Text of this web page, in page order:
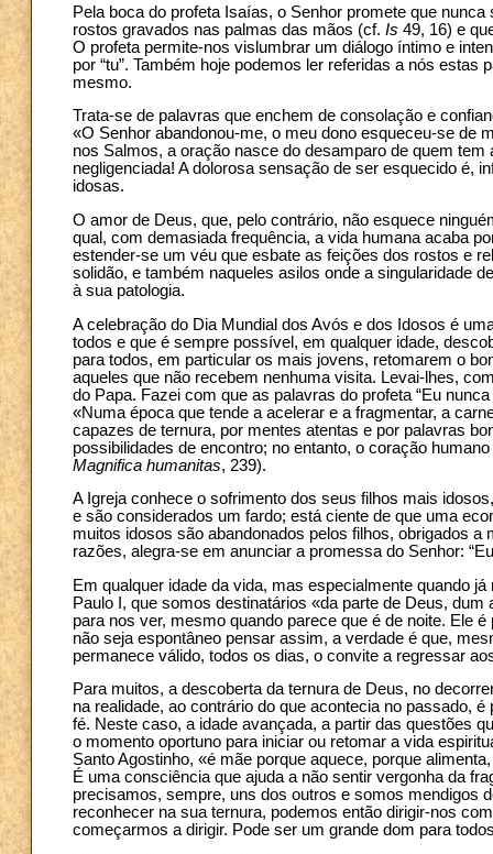
Pela boca do profeta Isaías, o Senhor promete que
rostos gravados nas palmas das mãos (cf. Is 49, 16) e
O profeta permite-nos vislumbrar um diálogo íntimo e
por “tu”. Também hoje podemos ler referidas a nós estas
mesmo.
Trata-se de palavras que enchem de consolação e
«O Senhor abandonou-me, o meu dono esqueceu-se de
nos Salmos, a oração nasce do desamparo de quem
negligenciada! A dolorosa sensação de ser esquecido é,
idosas.
O amor de Deus, que, pelo contrário, não esquece
qual, com demasiada frequência, a vida humana acaba
estender-se um véu que esbate as feições dos rostos e
solidão, e também naqueles asilos onde a singularidade
à sua patologia.
A celebração do Dia Mundial dos Avós e dos Idosos é
todos e que é sempre possível, em qualquer idade,
para todos, em particular os mais jovens, retomarem o
aqueles que não recebem nenhuma visita. Levai-lhes,
do Papa. Fazei com que as palavras do profeta “Eu
«Numa época que tende a acelerar e a fragmentar, a
capazes de ternura, por mentes atentas e por palavras
possibilidades de encontro; no entanto, o coração
Magnifica humanitas, 239).
A Igreja conhece o sofrimento dos seus filhos mais
e são considerados um fardo; está ciente de que uma
muitos idosos são abandonados pelos filhos, obrigados
razões, alegra-se em anunciar a promessa do Senhor:
Em qualquer idade da vida, mas especialmente quando
Paulo I, que somos destinatários «da parte de Deus,
para nos ver, mesmo quando parece que é de noite. Ele
não seja espontâneo pensar assim, a verdade é que,
permanece válido, todos os dias, o convite a regressar
Para muitos, a descoberta da ternura de Deus, no
na realidade, ao contrário do que acontecia no passado,
fé. Neste caso, a idade avançada, a partir das questões
o momento oportuno para iniciar ou retomar a vida
Santo Agostinho, «é mãe porque aquece, porque
É uma consciência que ajuda a não sentir vergonha da
precisamos, sempre, uns dos outros e somos mendigos
reconhecer na sua ternura, podemos então dirigir-nos
começarmos a dirigir. Pode ser um grande dom para